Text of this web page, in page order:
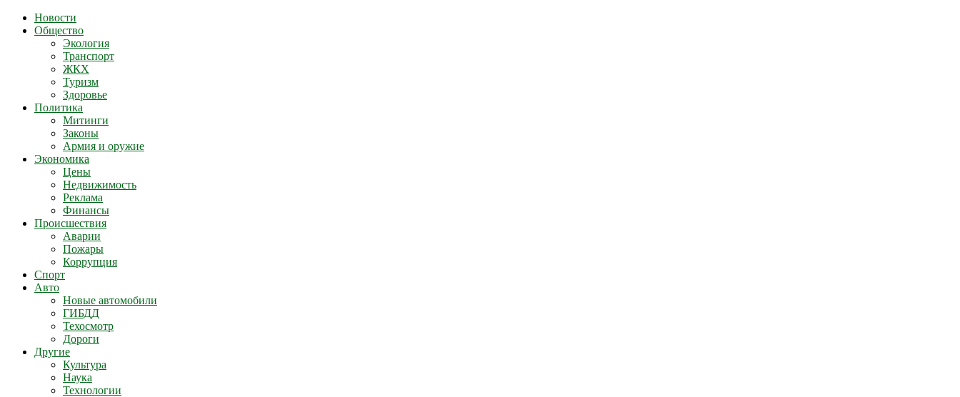
Новости
Общество
Экология
Транспорт
ЖКХ
Туризм
Здоровье
Политика
Митинги
Законы
Армия и оружие
Экономика
Цены
Недвижимость
Реклама
Финансы
Происшествия
Аварии
Пожары
Коррупция
Спорт
Авто
Новые автомобили
ГИБДД
Техосмотр
Дороги
Другие
Культура
Наука
Технологии